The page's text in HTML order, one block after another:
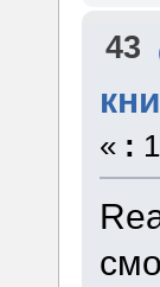
43
« :